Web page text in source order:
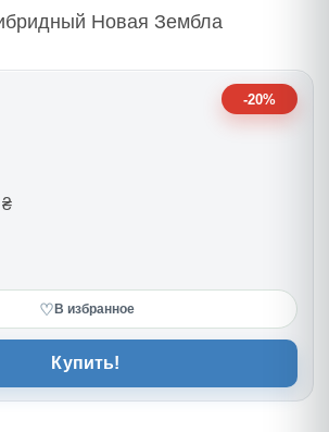
Новая Зембла
-20%
₴
♡ В избранное
Купить!